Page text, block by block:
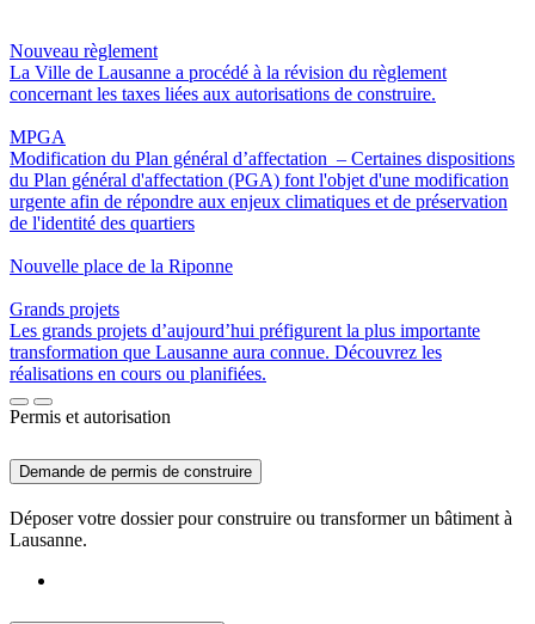
Nouveau règlement
La Ville de Lausanne a procédé à la révision du règlement
concernant les taxes liées aux autorisations de construire.
MPGA
Modification du Plan général d’affectation – Certaines dispositions
du Plan général d'affectation (PGA) font l'objet d'une modification
urgente afin de répondre aux enjeux climatiques et de préservation
de l'identité des quartiers
Nouvelle place de la Riponne
Grands projets
Les grands projets d’aujourd’hui préfigurent la plus importante
transformation que Lausanne aura connue. Découvrez les
réalisations en cours ou planifiées.
Permis et autorisation
Demande de permis de construire
Déposer votre dossier pour construire ou transformer un bâtiment à
Lausanne.